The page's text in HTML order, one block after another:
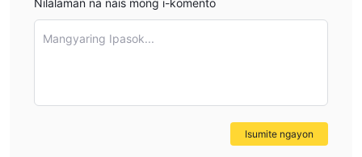
Mangyaring Ipasok...
Isumite ngayon